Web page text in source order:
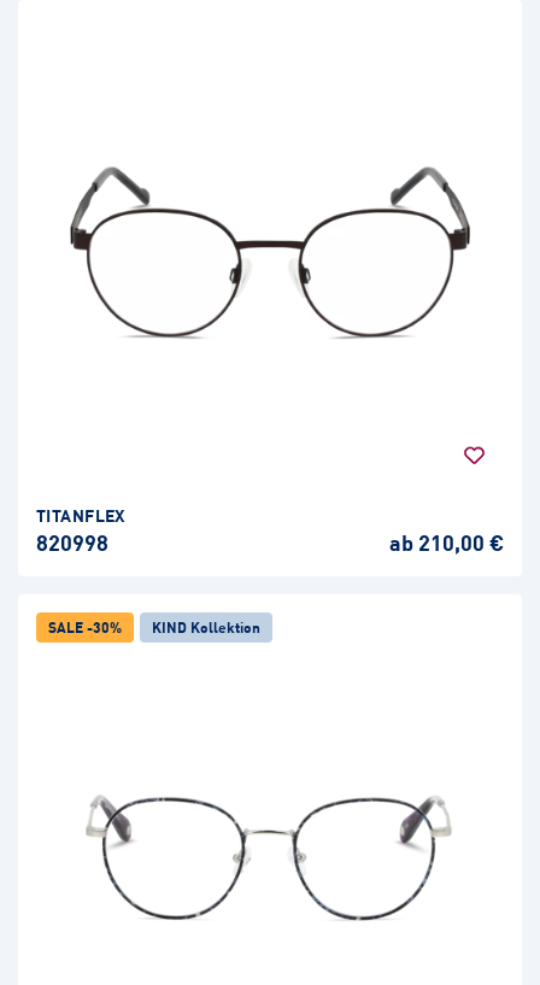
TITANFLEX
820998 ab 210,00 €
SALE -30% KIND Kollektion